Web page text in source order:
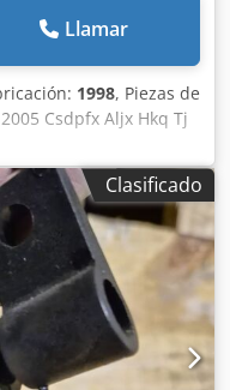
Llamar
1998, Piezas de
Csdpfx Aljx Hkq Tj
Clasificado